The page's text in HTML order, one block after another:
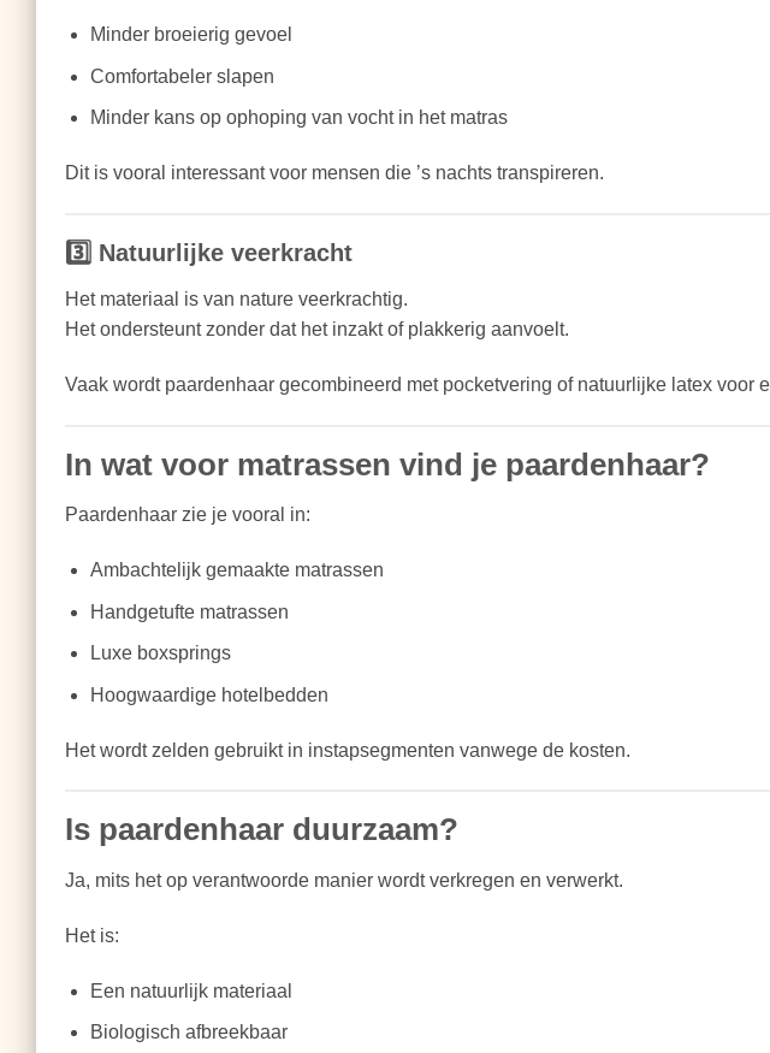
Minder broeierig gevoel
Comfortabeler slapen
Minder kans op ophoping van vocht in het matras
Dit is vooral interessant voor mensen die ’s nachts transpireren.
3️⃣ Natuurlijke veerkracht
Het materiaal is van nature veerkrachtig.
Het ondersteunt zonder dat het inzakt of plakkerig aanvoelt.
Vaak wordt paardenhaar gecombineerd met pocketvering of natuurlijke latex voor
In wat voor matrassen vind je paardenhaar?
Paardenhaar zie je vooral in:
Ambachtelijk gemaakte matrassen
Handgetufte matrassen
Luxe boxsprings
Hoogwaardige hotelbedden
Het wordt zelden gebruikt in instapsegmenten vanwege de kosten.
Is paardenhaar duurzaam?
Ja, mits het op verantwoorde manier wordt verkregen en verwerkt.
Het is:
Een natuurlijk materiaal
Biologisch afbreekbaar